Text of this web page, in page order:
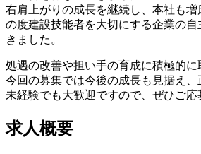
右肩上がりの成長を継続し、本社も増
の度建設技能者を大切にする企業の
きました。
処遇の改善や担い手の育成に積極的に
今回の募集では今後の成長も見据え、
未経験でも大歓迎ですので、ぜひご応
求人概要